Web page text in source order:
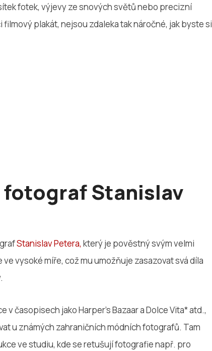
fotek, výjevy ze snových světů nebo precizní
plakát, nejsou zdaleka tak náročné, jak byste si
Stanislav
Stanislav Petera, který je pověstný svým velmi
vysoké míře, což mu umožňuje zasazovat svá díla
časopisech jako Harper’s Bazaar a Dolce Vita* atd.,
u známých zahraničních módních fotografů. Tam
ve studiu, kde se retušují fotografie např. pro